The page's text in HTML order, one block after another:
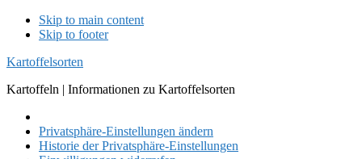
Skip to main content
Skip to footer
Kartoffelsorten
Kartoffeln | Informationen zu Kartoffelsorten
Privatsphäre-Einstellungen ändern
Historie der Privatsphäre-Einstellungen